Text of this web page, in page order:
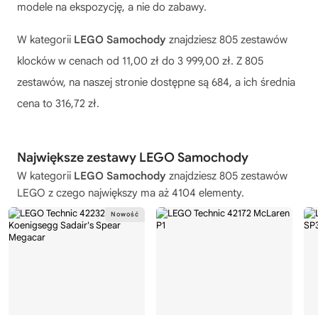
modele na ekspozycję, a nie do zabawy.
W kategorii LEGO Samochody znajdziesz 805 zestawów
klocków w cenach od 11,00 zł do 3 999,00 zł. Z 805
zestawów, na naszej stronie dostępne są 684, a ich średnia
cena to 316,72 zł.
Największe zestawy LEGO Samochody
W kategorii LEGO Samochody znajdziesz 805 zestawów
LEGO z czego największy ma aż 4104 elementy.